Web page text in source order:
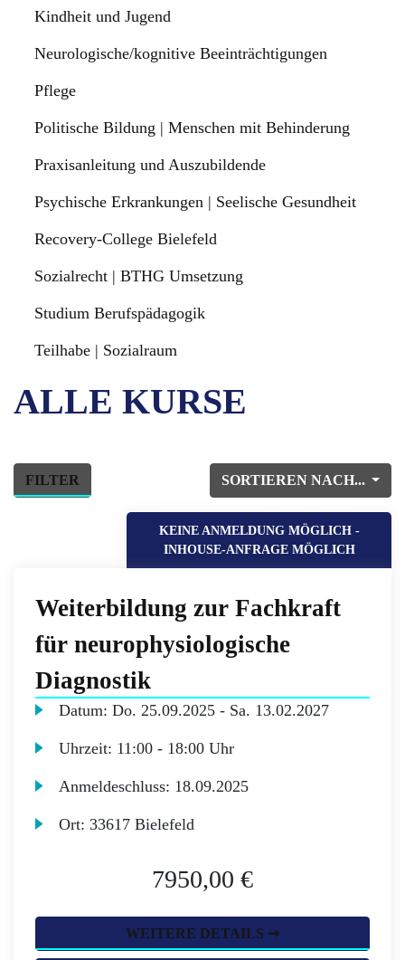
Kindheit und Jugend
Neurologische/kognitive Beeinträchtigungen
Pflege
Politische Bildung | Menschen mit Behinderung
Praxisanleitung und Auszubildende
Psychische Erkrankungen | Seelische Gesundheit
Recovery-College Bielefeld
Sozialrecht | BTHG Umsetzung
Studium Berufspädagogik
Teilhabe | Sozialraum
ALLE KURSE
SORTIEREN NACH...
FILTER
KEINE ANMELDUNG MÖGLICH -
INHOUSE-ANFRAGE MÖGLICH
Weiterbildung zur Fachkraft
für neurophysiologische
Diagnostik
Datum:Do. 25.09.2025 - Sa. 13.02.2027
Uhrzeit: 11:00 - 18:00 Uhr
Anmeldeschluss: 18.09.2025
Ort:33617 Bielefeld
7950,00 €
WEITERE DETAILS ➞